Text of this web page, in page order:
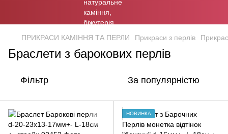
ПРИКРАСИ КАМІННЯ ТА ПЕРЛИ Прикраси з перлів
Браслети з барокових перлів
Фільтр За популярністю
НОВИНКА